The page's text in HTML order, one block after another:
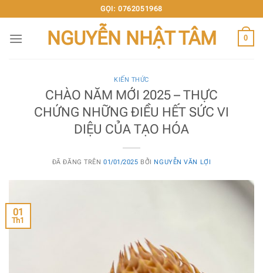
đến
nội
GỌI: 0762051968
NGUYỄN NHẬT TÂM 0
KIẾN THỨC
CHÀO NĂM MỚI 2025 – THỰC
CHỨNG NHỮNG ĐIỀU HẾT SỨC VI
DIỆU CỦA TẠO HÓA
ĐÃ ĐĂNG TRÊN 01/01/2025 BỞI NGUYỄN VĂN LỢI
01
Th1